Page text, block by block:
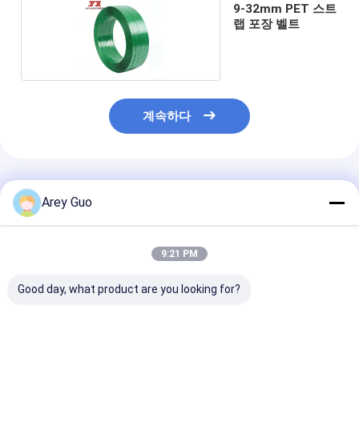
9-32mm PET 스트
랩 포장 벨트
계속하다
추천된 제품
Arey Guo
9:21 PM
Good day, what product are you looking for?